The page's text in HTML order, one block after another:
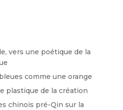
vers une poétique de la
comme une orange
plastique de la création
chinois pré-Qin sur la